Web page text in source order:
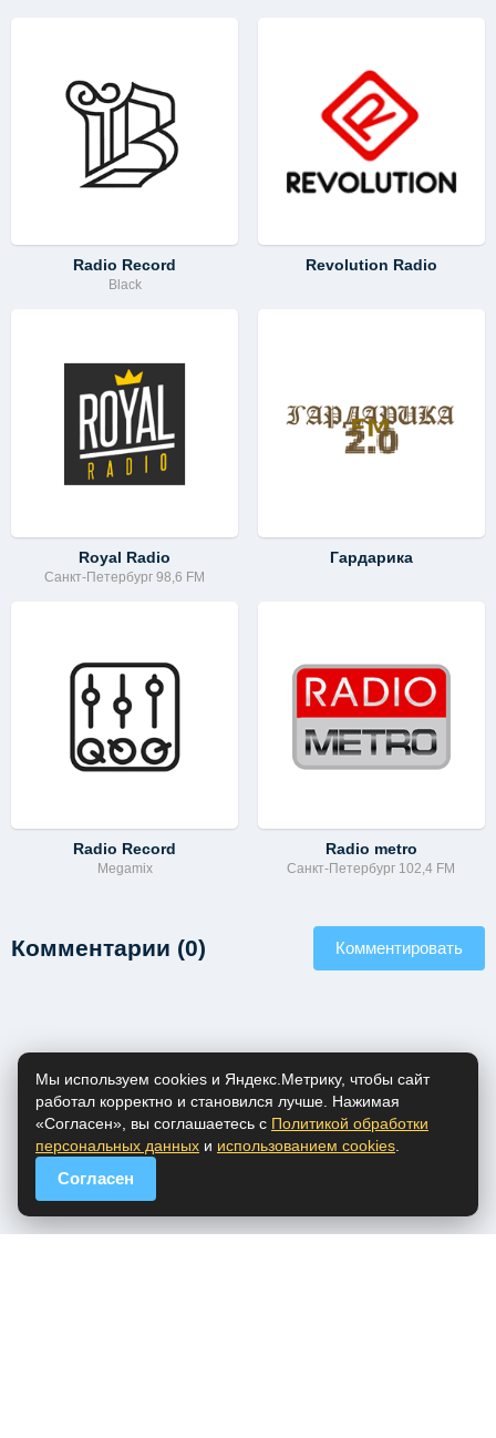
Radio Record
Black
Revolution Radio
Royal Radio
Санкт-Петербург 98,6 FM
Гардарика
Radio Record
Megamix
Radio metro
Санкт-Петербург 102,4 FM
Комментарии (0) Комментировать
Мы используем cookies и Яндекс.Метрику, чтобы сайт
работал корректно и становился лучше. Нажимая
«Согласен», вы соглашаетесь с Политикой обработки
персональных данных и использованием cookies
Согласен